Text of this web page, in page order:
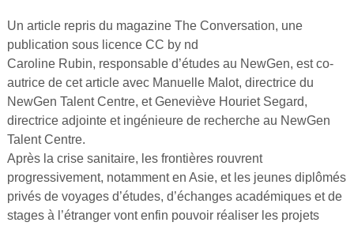
IMT
Colloques
Vidéos
Se connecter
Un article repris du magazine The Conversation, une
publication sous licence CC by nd
Caroline Rubin, responsable d’études au NewGen, est co-
autrice de cet article avec Manuelle Malot, directrice du
NewGen Talent Centre, et Geneviève Houriet Segard,
directrice adjointe et ingénieure de recherche au NewGen
Talent Centre.
Après la crise sanitaire, les frontières rouvrent
progressivement, notamment en Asie, et les jeunes diplômés
privés de voyages d’études, d’échanges académiques et de
stages à l’étranger vont enfin pouvoir réaliser les projets